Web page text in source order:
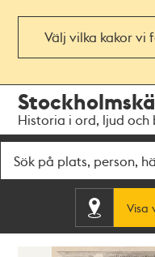
Välj vilka kakor vi
navigationen
huvudinnehållet
Historia i ord, ljud och
Visa